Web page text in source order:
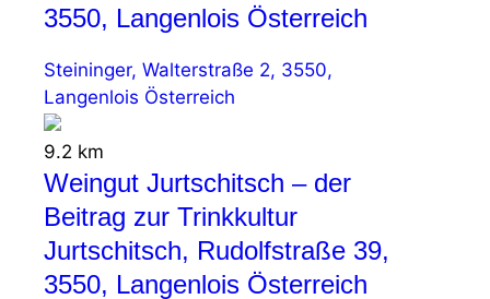
3550, Langenlois Österreich
Steininger, Walterstraße 2, 3550,
Langenlois Österreich
9.2 km
Weingut Jurtschitsch – der
Beitrag zur Trinkkultur
Jurtschitsch, Rudolfstraße 39,
3550, Langenlois Österreich